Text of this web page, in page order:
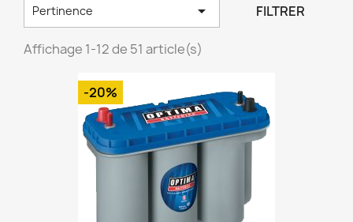
Pertinence  FILTRER
Affichage 1-12 de 51 article(s)
-20%